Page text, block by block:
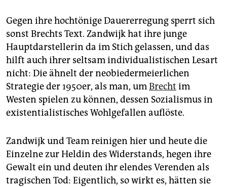
Gegen ihre hochtönige Dauererregung sperrt sich
sonst Brechts Text. Zandwijk hat ihre junge
Hauptdarstellerin da im Stich gelassen, und das
hilft auch ihrer seltsam individualistischen Lesart
nicht: Die ähnelt der neobiedermeierlichen
Strategie der 1950er, als man, umBrecht im
Westen spielen zu können, dessen Sozialismus in
existentialistisches Wohlgefallen auflöste.
Zandwijk und Team reinigen hier und heute die
Einzelne zur Heldin des Widerstands, hegen ihre
Gewalt ein und deuten ihr elendes Verenden als
tragischen Tod: Eigentlich, so wirkt es, hätten sie